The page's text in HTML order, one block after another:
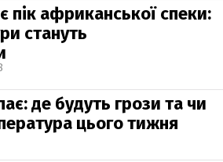
пік африканської спеки:
стануть
де будуть грози та чи
цього тижня